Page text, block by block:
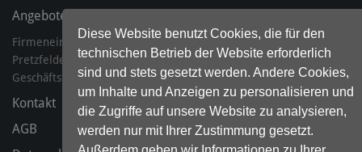
Diese Website benutzt Cookies, die für den
technischen Betrieb der Website erforderlich
sind und stets gesetzt werden. Andere Cookies,
um Inhalte und Anzeigen zu personalisieren und
die Zugriffe auf unsere Website zu analysieren,
werden nur mit Ihrer Zustimmung gesetzt.
Angebote für Ihr Präsenzmanagement
Firmeneintrag.de ist ein Produkt der Excelsea GmbH & Co. KG
Pretzfelder Str. 7-11, 904025 Nürnberg
Geschäftsführer: Joachim Helfer, Oliver Neuerbourg, Jens Unger
Kontakt
AGB